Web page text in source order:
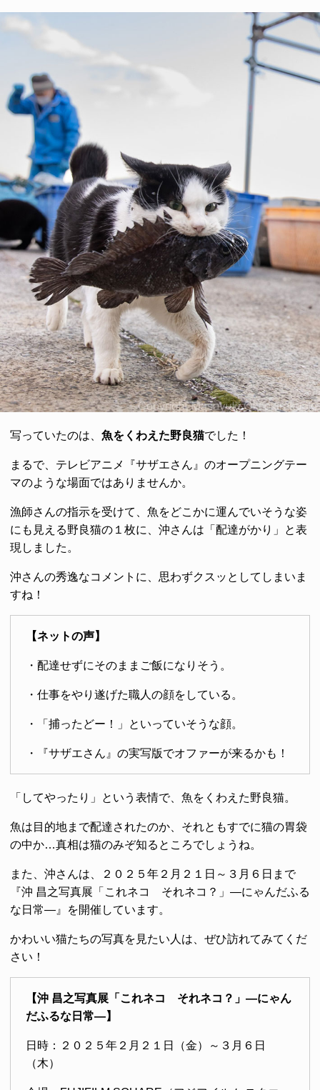
写っていたのは、 魚をくわえた野良猫でした！
まるで、テレビアニメ『サザエさん』のオープニングテー
マのような場面ではありませんか。
漁師さんの指示を受けて、魚をどこかに運んでいそうな姿
にも見える野良猫の１枚に、沖さんは「配達がかり」と表
現しました。
沖さんの秀逸なコメントに、思わずクスッとしてしまいま
すね！
【ネットの声】
・配達せずにそのままご飯になりそう。
・仕事をやり遂げた職人の顔をしている。
・「捕ったどー！」といっていそうな顔。
・『サザエさん』の実写版でオファーが来るかも！
「してやったり」という表情で、魚をくわえた野良猫。
魚は目的地まで配達されたのか、それともすでに猫の胃袋
の中か…真相は猫のみぞ知るところでしょうね。
また、沖さんは、２０２５年２月２１日～３月６日まで
『沖 昌之写真展「これネコ それネコ？」―にゃんだふる
な日常―』を開催しています。
かわいい猫たちの写真を見たい人は、ぜひ訪れてみてくだ
さい！
【沖 昌之写真展「これネコ それネコ？」―にゃん
だふるな日常―】
日時：２０２５年２月２１日（金）～３月６日
（木）